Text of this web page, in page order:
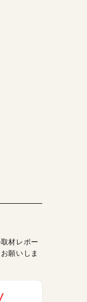
材レポー
願いしま